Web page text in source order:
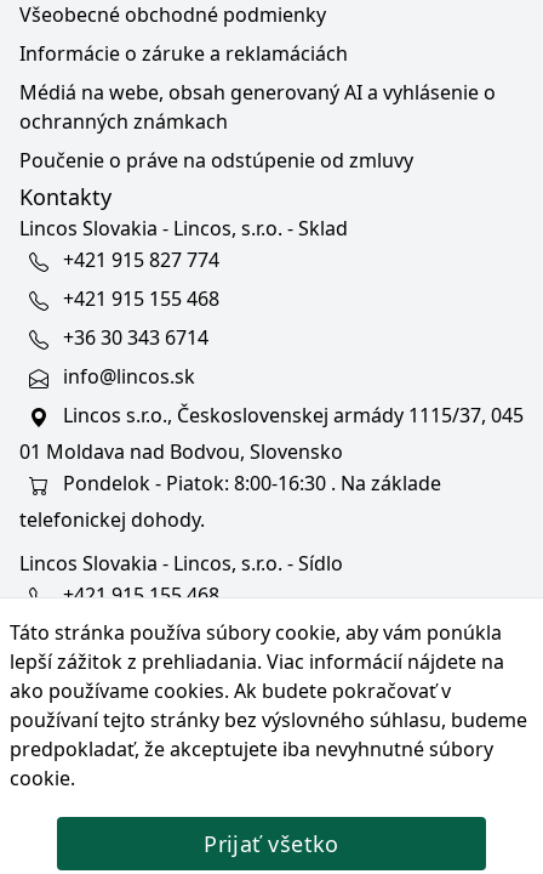
Táto stránka používa súbory cookie, aby vám ponúkla
lepší zážitok z prehliadania. Viac informácií nájdete na
ako používame cookies. Ak budete pokračovať v
používaní tejto stránky bez výslovného súhlasu, budeme
predpokladať, že akceptujete iba nevyhnutné súbory
cookie.
Prijať všetko
Všeobecné obchodné podmienky
Informácie o záruke a reklamáciách
Médiá na webe, obsah generovaný AI a vyhlásenie o
ochranných známkach
Poučenie o práve na odstúpenie od zmluvy
Kontakty
Lincos Slovakia - Lincos, s.r.o. - Sklad
+421 915 827 774
+421 915 155 468
+36 30 343 6714
info@lincos.sk
Lincos s.r.o., Československej armády 1115/37, 045
01 Moldava nad Bodvou, Slovensko
Pondelok - Piatok: 8:00-16:30 . Na základe
telefonickej dohody.
Lincos Slovakia - Lincos, s.r.o. - Sídlo
+421 915 155 468
+36/30 343 6714
bratislava@lincos.sk
Lincos s.r.o., Rustaveliho 4, 831 06 Bratislava - m. č.
Rača, Slovensko
Iba sídlo firmy